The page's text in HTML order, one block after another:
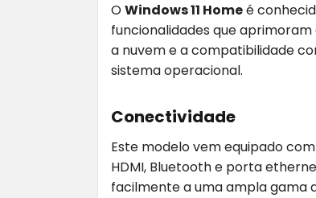
OWindows 11 Homeé
funcionalidades que
a nuvem e a compatibilidade
sistema operacional.
Conectividade
Este modelo vem equipado
HDMI, Bluetooth e porta
facilmente a uma ampla gama